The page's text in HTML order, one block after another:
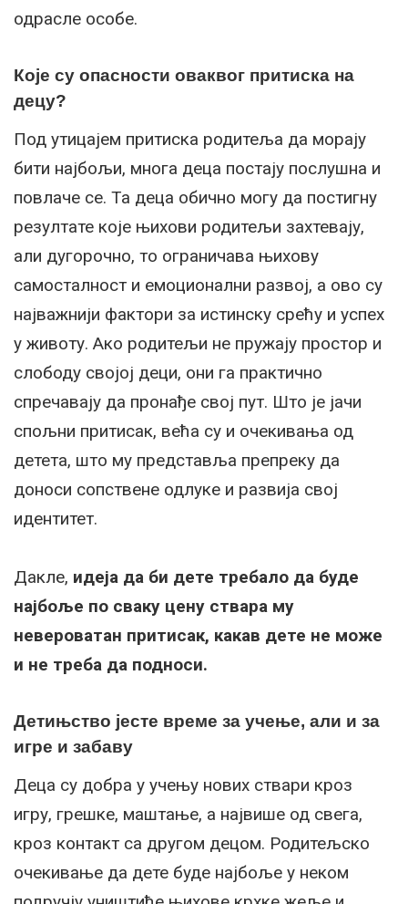
одрасле особе.
Које су опасности оваквог притиска на
децу?
Под утицајем притиска родитеља да морају
бити најбољи, многа деца постају послушна и
повлаче се. Та деца обично могу да постигну
резултате које њихови родитељи захтевају,
али дугорочно, то ограничава њихову
самосталност и емоционални развој, а ово су
најважнији фактори за истинску срећу и успех
у животу. Ако родитељи не пружају простор и
слободу својој деци, они га практично
спречавају да пронађе свој пут. Што је јачи
спољни притисак, већа су и очекивања од
детета, што му представља препреку да
доноси сопствене одлуке и развија свој
идентитет.
Дакле, идеја да би дете требало да буде
најбоље по сваку цену ствара му
невероватан притисак, какав дете не може
и не треба да подноси.
Детињство јесте време за учење, али и за
игре и забаву
Деца су добра у учењу нових ствари кроз
игру, грешке, маштање, а највише од свега,
кроз контакт са другом децом. Родитељско
очекивање да дете буде најбоље у неком